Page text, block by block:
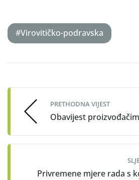
#Virovitičko-podravska
navigation
PRETHODNA VIJEST
Obavijest
Privremene mjere rada s